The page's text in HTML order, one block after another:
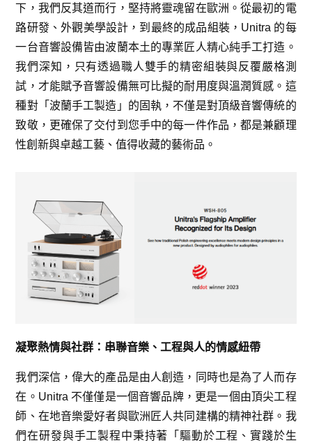
下，我們反其道而行，堅持將靈魂留在歐洲。從最初的電
路研發、外觀美學設計，到最終的成品組裝，Unitra 的每
一台音響設備皆由波蘭本土的專業匠人精心純手工打造。
我們深知，只有透過職人雙手的精密組裝與反覆嚴格測
試，才能賦予音響設備無可比擬的耐用度與溫潤質感。這
種對「波蘭手工製造」的固執，不僅是對頂級音響傳統的
致敬，更確保了交付到您手中的每一件作品，都是兼顧理
性創新與卓越工藝、值得收藏的藝術品。
凝聚熱情與社群：串聯音樂、工程與人的情感紐帶
我們深信，偉大的產品是由人創造，同時也是為了人而存
在。Unitra 不僅僅是一個音響品牌，更是一個由頂尖工程
師、在地音樂愛好者與歐洲匠人共同建構的精神社群。我
們在研發與手工製程中秉持著「驅動於工程、實踐於生